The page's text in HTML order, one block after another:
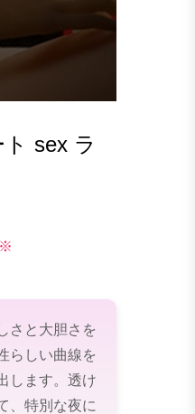
sex ラ
※
さと大胆さを
らしい曲線を
します。透け
、特別な夜に